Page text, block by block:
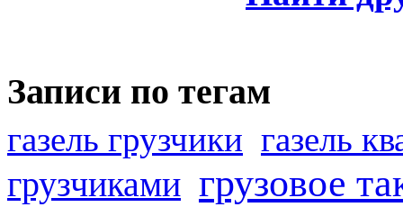
Записи по тегам
газель грузчики газель
грузчиками грузовое